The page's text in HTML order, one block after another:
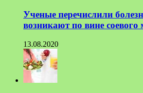
Ученые перечислили
возникают по вине соевого
13.08.2020